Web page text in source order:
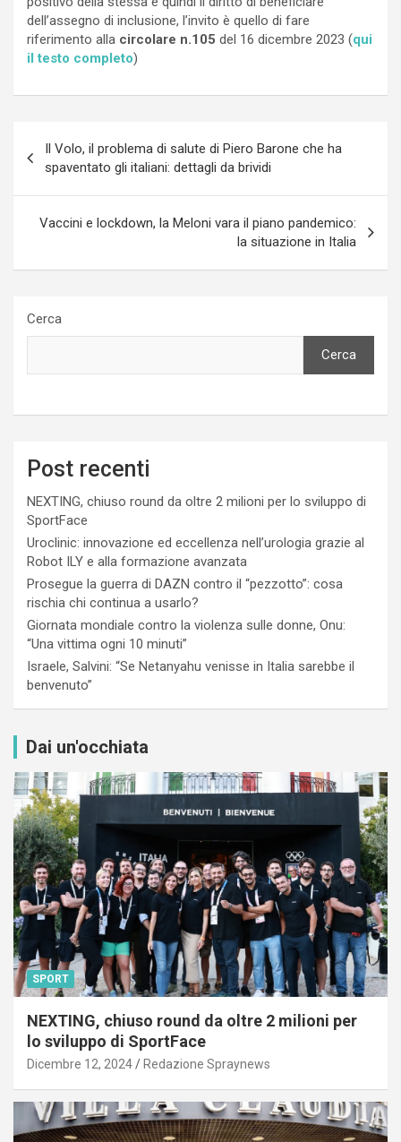
dell’assegno di inclusione, l’invito è quello di fare
riferimento alla circolare n.105 del 16 dicembre 2023 (qui
il testo completo)
articoli
Il Volo, il problema di salute di Piero Barone che ha
spaventato gli italiani: dettagli da brividi
Vaccini e lockdown, la Meloni vara il piano pandemico:
la situazione in Italia
Cerca
Cerca
Post recenti
NEXTING, chiuso round da oltre 2 milioni per lo sviluppo di
SportFace
Uroclinic: innovazione ed eccellenza nell’urologia grazie al
Robot ILY e alla formazione avanzata
Prosegue la guerra di DAZN contro il “pezzotto”: cosa
rischia chi continua a usarlo?
Giornata mondiale contro la violenza sulle donne, Onu:
“Una vittima ogni 10 minuti”
Israele, Salvini: “Se Netanyahu venisse in Italia sarebbe il
benvenuto”
Dai un'occhiata
SPORT
NEXTING, chiuso round da oltre 2 milioni per
lo sviluppo di SportFace
Dicembre 12, 2024 Redazione Spraynews